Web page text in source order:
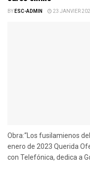
BYESC-ADMIN 23 JANVIER
Obra:“Los fusilamienos
enero de 2023 Querida
con Telefónica, dedica a